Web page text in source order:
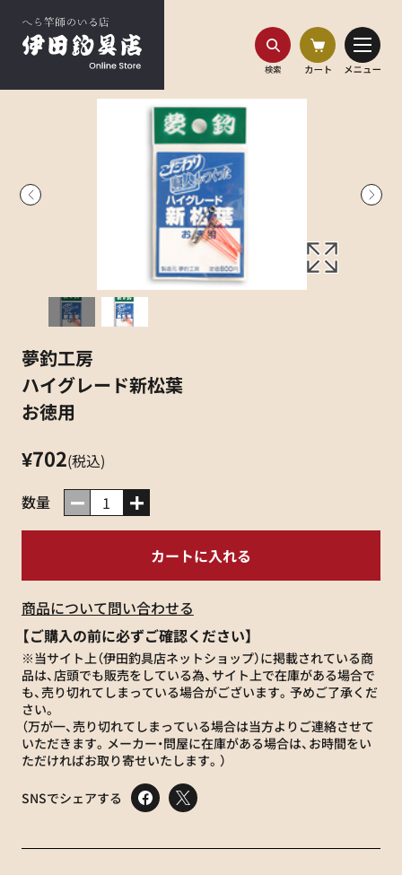
HOME 商品一覧
syoumouhin037
夢釣工房
ハイグレード新松葉
お徳用
¥702(税込)
数量
商品について問い合わせる
【ご購入の前に必ずご確認ください】
※当サイト上（伊田釣具店ネットショップ）に掲載されている商
品は、店頭でも販売をしている為、サイト上で在庫がある場合で
も、売り切れてしまっている場合がございます。予めご了承くだ
さい。
（万が一、売り切れてしまっている場合は当方よりご連絡させて
いただきます。メーカー・問屋に在庫がある場合は、お時間をい
ただければお取り寄せいたします。）
SNSでシェアする